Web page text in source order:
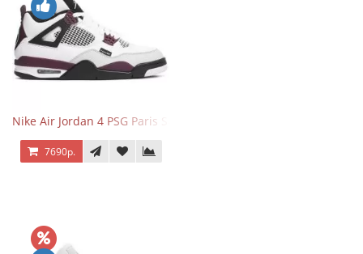
Nike Air Jordan 4 PSG Paris Saint Germain
7690р.